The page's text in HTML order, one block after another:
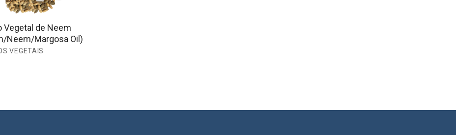
VEGETAIS
Vegetal de Neem
Neem/Margosa Oil)